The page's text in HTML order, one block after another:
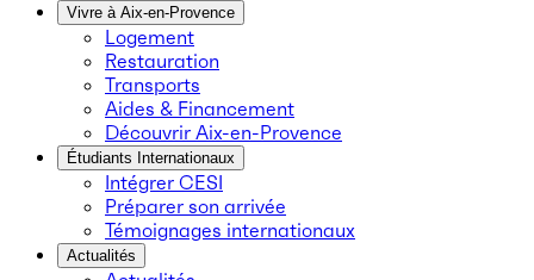
Vivre à Aix-en-Provence
Logement
Restauration
Transports
Aides & Financement
Découvrir Aix-en-Provence
Étudiants Internationaux
Intégrer CESI
Préparer son arrivée
Témoignages internationaux
Actualités